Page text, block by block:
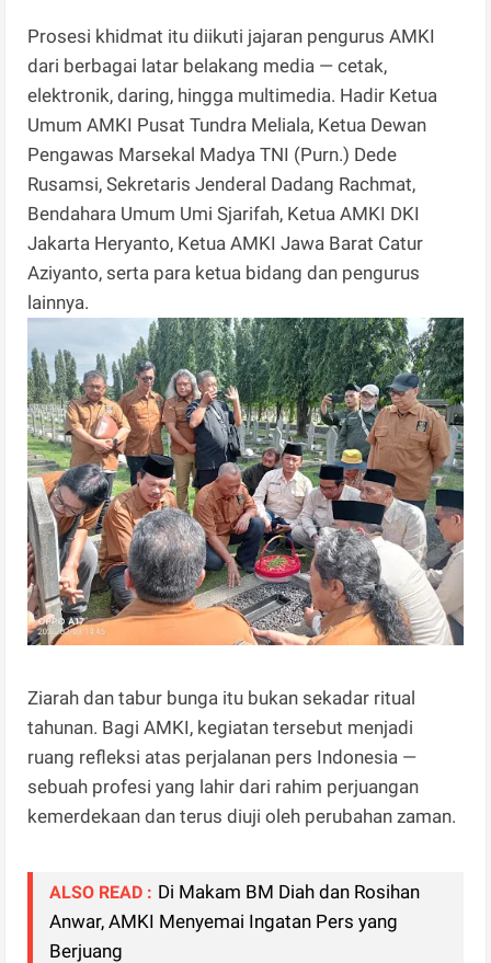
Prosesi khidmat itu diikuti jajaran pengurus AMKI
dari berbagai latar belakang media — cetak,
elektronik, daring, hingga multimedia. Hadir Ketua
Umum AMKI Pusat Tundra Meliala, Ketua Dewan
Pengawas Marsekal Madya TNI (Purn.) Dede
Rusamsi, Sekretaris Jenderal Dadang Rachmat,
Bendahara Umum Umi Sjarifah, Ketua AMKI DKI
Jakarta Heryanto, Ketua AMKI Jawa Barat Catur
Aziyanto, serta para ketua bidang dan pengurus
lainnya.
Ziarah dan tabur bunga itu bukan sekadar ritual
tahunan. Bagi AMKI, kegiatan tersebut menjadi
ruang refleksi atas perjalanan pers Indonesia —
sebuah profesi yang lahir dari rahim perjuangan
kemerdekaan dan terus diuji oleh perubahan zaman.
ALSO READ : Di Makam BM Diah dan Rosihan
Anwar, AMKI Menyemai Ingatan Pers yang
Berjuang